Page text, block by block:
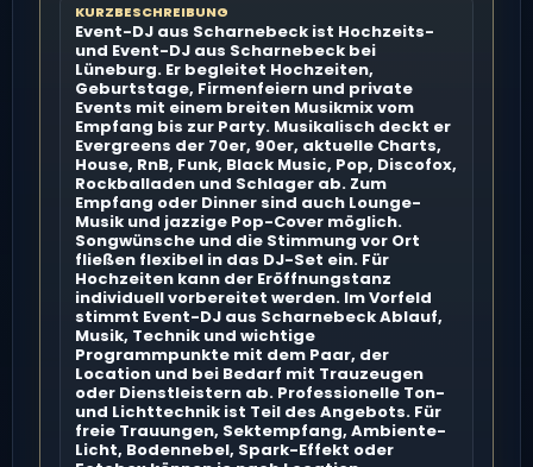
KURZBESCHREIBUNG
Event-DJ aus Scharnebeck ist Hochzeits-
und Event-DJ aus Scharnebeck bei
Lüneburg. Er begleitet Hochzeiten,
Geburtstage, Firmenfeiern und private
Events mit einem breiten Musikmix vom
Empfang bis zur Party. Musikalisch deckt er
Evergreens der 70er, 90er, aktuelle Charts,
House, RnB, Funk, Black Music, Pop, Discofox,
Rockballaden und Schlager ab. Zum
Empfang oder Dinner sind auch Lounge-
Musik und jazzige Pop-Cover möglich.
Songwünsche und die Stimmung vor Ort
fließen flexibel in das DJ-Set ein. Für
Hochzeiten kann der Eröffnungstanz
individuell vorbereitet werden. Im Vorfeld
stimmt Event-DJ aus Scharnebeck Ablauf,
Musik, Technik und wichtige
Programmpunkte mit dem Paar, der
Location und bei Bedarf mit Trauzeugen
oder Dienstleistern ab. Professionelle Ton-
und Lichttechnik ist Teil des Angebots. Für
freie Trauungen, Sektempfang, Ambiente-
Licht, Bodennebel, Spark-Effekt oder